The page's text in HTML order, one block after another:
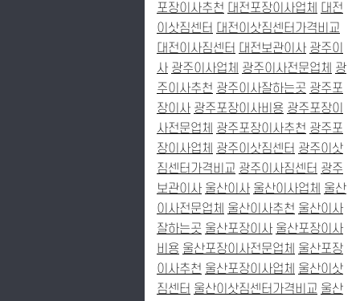
포장이사추천 대전포장이사업체
대전
이삿짐센터 대전이삿짐센터가격비교
대전이사짐센터 대전보관이사 광주이
사 광주이사업체 광주이사전문업체 광
주이사추천 광주이사잘하는곳 광주포
장이사 광주포장이사비용 광주포장이
사전문업체 광주포장이사추천 광주포
장이사업체 광주이삿짐센터 광주이삿
짐센터가격비교 광주이사짐센터 광주
보관이사 울산이사 울산이사업체 울산
이사전문업체 울산이사추천 울산이사
잘하는곳 울산포장이사 울산포장이사
비용 울산포장이사전문업체 울산포장
이사추천 울산포장이사업체 울산이삿
짐센터 울산이삿짐센터가격비교 울산